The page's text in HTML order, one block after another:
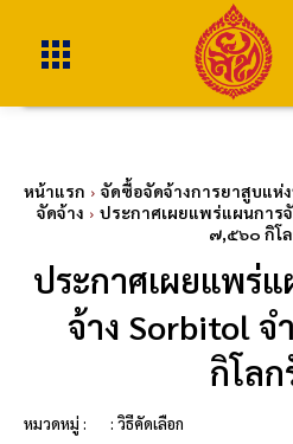
หน้าแรก จัดซื้อจัดจ้างการยาสูบแห่
จัดจ้าง
ประกาศเผยแพร่แผนการ
๗,๕๖๐ กิโ
ประกาศเผยแพร่
จ้าง Sorbitol
กิโลก
หมวดหมู่ : : วิธีคัดเลือก